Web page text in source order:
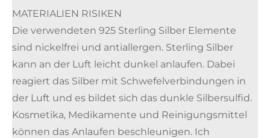
MATERIALIEN RISIKEN
Die verwendeten 925 Sterling Silber Elemente
sind nickelfrei und antiallergen. Sterling Silber
kann an der Luft leicht dunkel anlaufen. Dabei
reagiert das Silber mit Schwefelverbindungen in
der Luft und es bildet sich das dunkle Silbersulfid.
Kosmetika, Medikamente und Reinigungsmittel
können das Anlaufen beschleunigen. Ich